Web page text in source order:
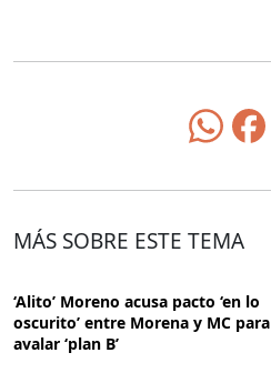
MÁS SOBRE ESTE TEMA
‘Alito’ Moreno acusa pacto ‘en lo
oscurito’ entre Morena y MC para
avalar ‘plan B’